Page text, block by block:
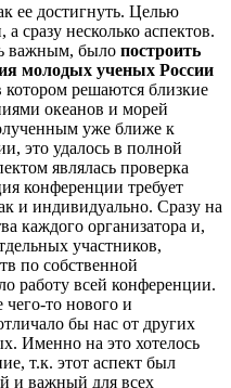
ее достигнуть. Целью
сразу несколько аспектов.
важным, было построить
молодых ученых России
котором решаются близкие
океанов и морей
уже ближе к
это удалось в полной
являлась проверка
конференции требует
и индивидуально. Сразу на
каждого организатора и,
участников,
по собственной
работу всей конференции.
то нового и
бы нас от других
Именно на это хотелось
т.к. этот аспект был
и важный для всех